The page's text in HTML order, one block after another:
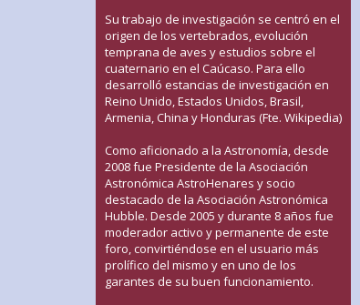
Su trabajo de investigación se centró en el
origen de los vertebrados, evolución
temprana de aves y estudios sobre el
cuaternario en el Caúcaso. Para ello
desarrolló estancias de investigación en
Reino Unido, Estados Unidos, Brasil,
Armenia, China y Honduras (Fte. Wikipedia)
Como aficionado a la Astronomía, desde
2008 fue Presidente de la Asociación
Astronómica AstroHenares y socio
destacado de la Asociación Astronómica
Hubble. Desde 2005 y durante 8 años fue
moderador activo y permanente de este
foro, convirtiéndose en el usuario más
prolífico del mismo y en uno de los
garantes de su buen funcionamiento.